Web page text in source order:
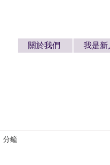
關於我們 我是新
分鐘